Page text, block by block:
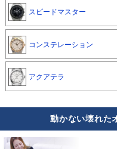
スピードマスター
コンステレーション
アクアテラ
動かない壊れた